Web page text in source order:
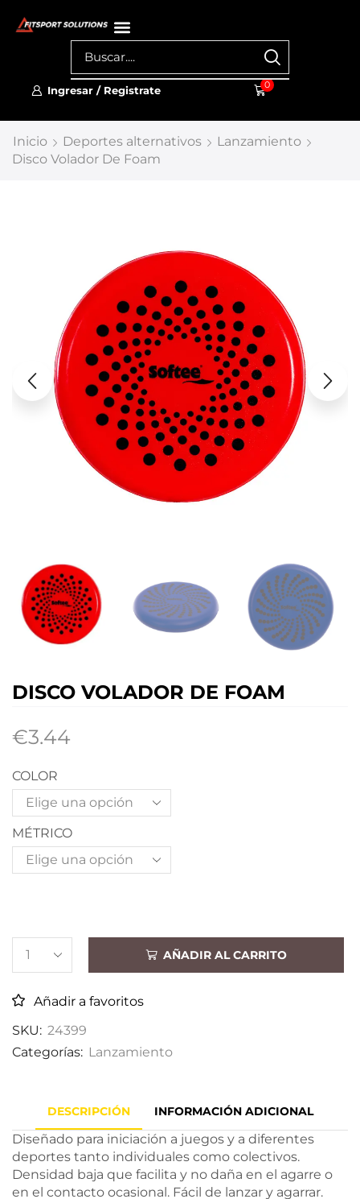
Ingresar / Registrate 0
Inicio Deportes alternativos
Lanzamiento
Disco Volador De Foam
DISCO VOLADOR DE FOAM
€3.44
COLOR
MÉTRICO
AÑADIR AL CARRITO
Añadir a favoritos
SKU: 24399
Categorías: Lanzamiento
DESCRIPCIÓN INFORMACIÓN ADICIONAL
Diseñado para iniciación a juegos y a diferentes
deportes tanto individuales como colectivos.
Densidad baja que facilita y no daña en el agarre o
en el contacto ocasional. Fácil de lanzar y agarrar.